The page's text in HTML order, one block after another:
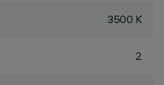
3500 K
2